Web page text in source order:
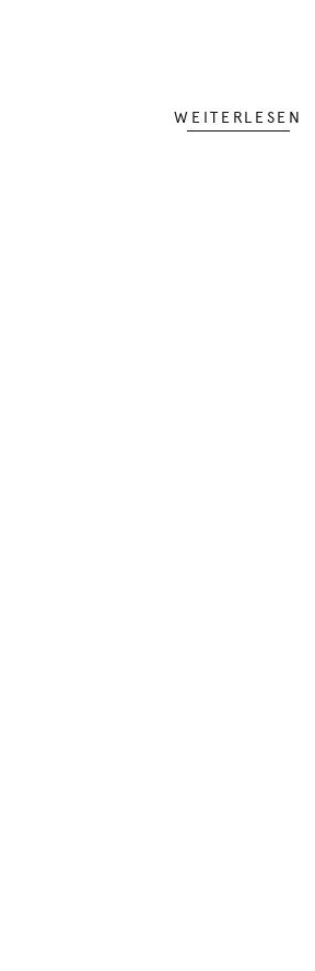
WEITERLESEN